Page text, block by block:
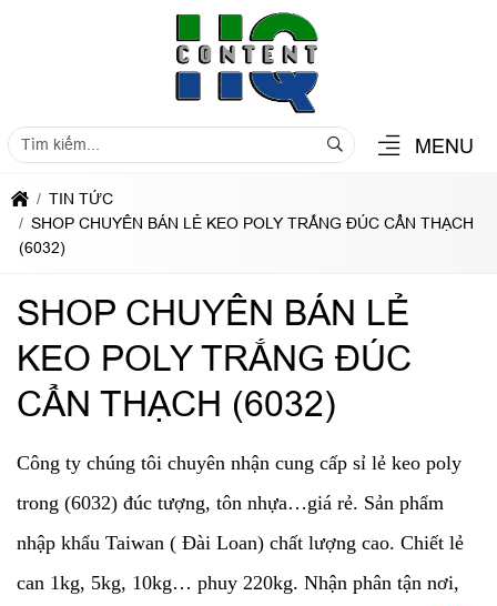
MENU
TIN TỨC
SHOP CHUYÊN BÁN LẺ KEO POLY TRẮNG ĐÚC CẨN THẠCH
(6032)
SHOP CHUYÊN BÁN LẺ
KEO POLY TRẮNG ĐÚC
CẨN THẠCH (6032)
Công ty chúng tôi chuyên nhận cung cấp sỉ lẻ keo poly
trong (6032) đúc tượng, tôn nhựa…giá rẻ. Sản phẩm
nhập khẩu Taiwan ( Đài Loan) chất lượng cao. Chiết lẻ
can 1kg, 5kg, 10kg… phuy 220kg. Nhận phân tận nơi,